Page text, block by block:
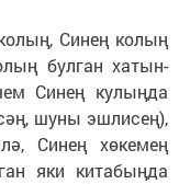
Синең колың
булган хатын-
Синең кулыңда
шуны эшлисең),
Синең хөкемең
яки китабыңда